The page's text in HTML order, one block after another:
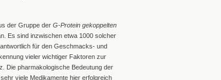
der Gruppe derG-Protein gekoppelten
Es sind inzwischen etwa 1000 solcher
für den Geschmacks- und
vieler wichtiger Faktoren zur
Die pharmakologische Bedeutung der
viele Medikamente hier erfolgreich